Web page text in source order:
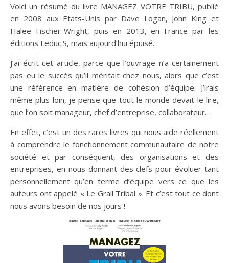
Voici un résumé du livre MANAGEZ VOTRE TRIBU, publié
en 2008 aux Etats-Unis par Dave Logan, John King et
Halee Fischer-Wright, puis en 2013, en France par les
éditions Leduc.S, mais aujourd’hui épuisé.
J’ai écrit cet article, parce que l’ouvrage n’a certainement
pas eu le succès qu’il méritait chez nous, alors que c’est
une référence en matière de cohésion d’équipe. J’irais
même plus loin, je pense que tout le monde devait le lire,
que l’on soit manageur, chef d’entreprise, collaborateur…
En effet, c’est un des rares livres qui nous aide réellement
à comprendre le fonctionnement communautaire de notre
société et par conséquent, des organisations et des
entreprises, en nous donnant des clefs pour évoluer tant
personnellement qu’en terme d’équipe vers ce que les
auteurs ont appelé « Le Grall Tribal ». Et c’est tout ce dont
nous avons besoin de nos jours !